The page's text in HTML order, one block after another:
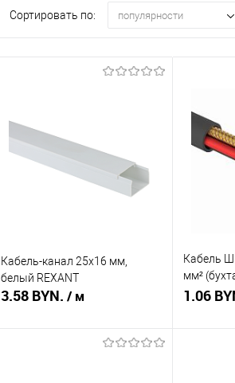
Сортировать по: популярности
Кабель-канал 25х16 мм,
белый REXANT
3.58 BYN. / м
Кабель
мм²
REXANT
1.06